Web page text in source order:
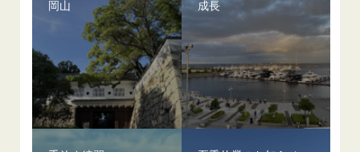
岡山 成長